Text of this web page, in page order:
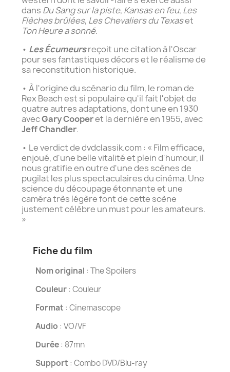
dans Du Sang sur la piste, Kansas en feu, Les
Flèches brûlées, Les Chevaliers du Texaset
Ton Heure a sonné.
• Les Écumeursreçoit une citation à l'Oscar
pour ses fantastiques décors et le réalisme de
sa reconstitution historique.
• À l'origine du scénario du film, le roman de
Rex Beach est si populaire qu'il fait l'objet de
quatre autres adaptations, dont une en 1930
avecGary Cooperet la dernière en 1955, avec
Jeff Chandler.
• Le verdict de dvdclassik.com : « Film efficace,
enjoué, d'une belle vitalité et plein d'humour, il
nous gratifie en outre d'une des scènes de
pugilat les plus spectaculaires du cinéma. Une
science du découpage étonnante et une
caméra très légère font de cette scène
justement célèbre un must pour les amateurs.
»
Fiche du film
Nom original : The Spoilers
Couleur: Couleur
Format : Cinemascope
Audio : VO/VF
Durée: 87mn
Support : Combo DVD/Blu-ray